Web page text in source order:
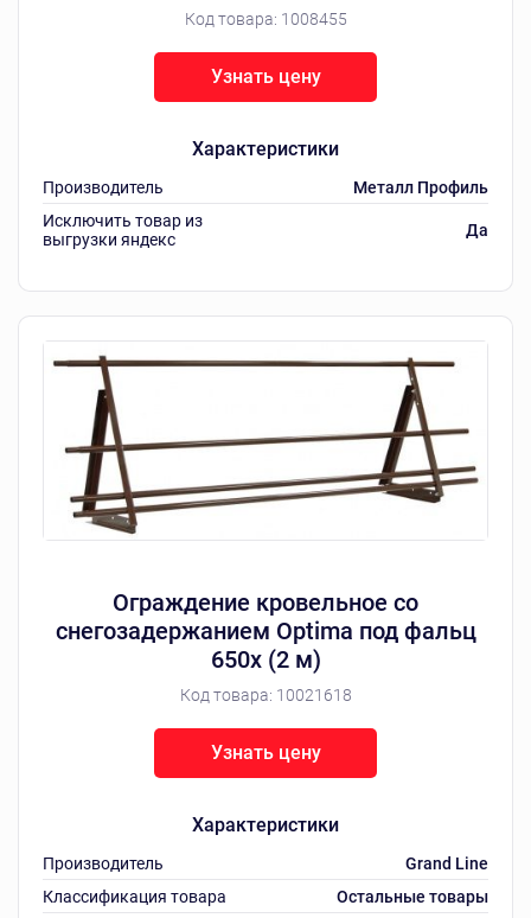
Код товара: 1008455
Характеристики
Производитель
Металл Профиль
Исключить товар из
выгрузки яндекс
Да
Узнать цену
Ограждение кровельное со
снегозадержанием Optima под фальц
650х (2 м)
Код товара: 10021618
Характеристики
Производитель
Grand Line
Классификация товара
Остальные товары
Узнать цену